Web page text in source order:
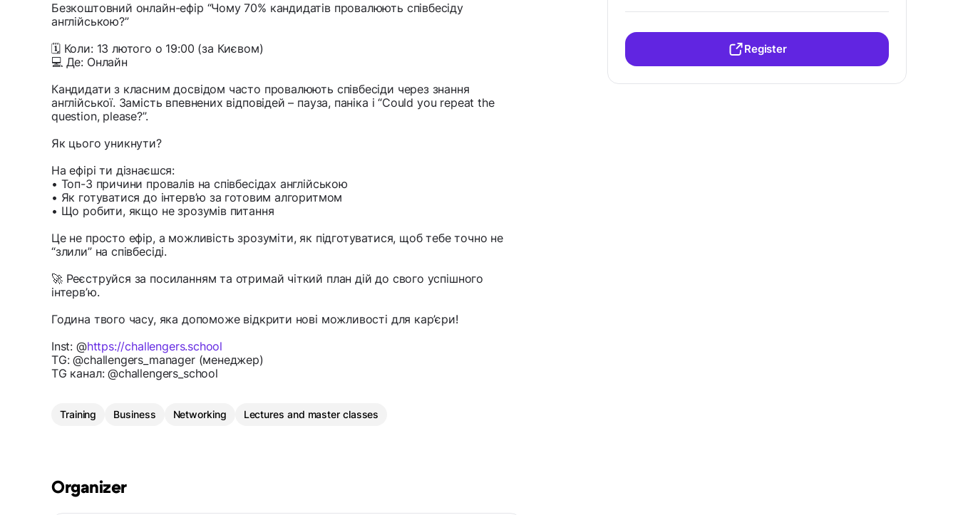
Безкоштовний онлайн-ефір “Чому 70% кандидатів провалюють співбесіду
англійською?”
🗓 Коли: 13 лютого о 19:00 (за Києвом)
💻 Де: Онлайн
Кандидати з класним досвідом часто провалюють співбесіди через знання
англійської. Замість впевнених відповідей – пауза, паніка і “Could you repeat the
question, please?”.
Як цього уникнути?
На ефірі ти дізнаєшся:
• Топ-3 причини провалів на співбесідах англійською
• Як готуватися до інтерв’ю за готовим алгоритмом
• Що робити, якщо не зрозумів питання
Це не просто ефір, а можливість зрозуміти, як підготуватися, щоб тебе точно не
“злили” на співбесіді.
🚀 Реєструйся за посиланням та отримай чіткий план дій до свого успішного
інтерв’ю.
Година твого часу, яка допоможе відкрити нові можливості для кар’єри!
Inst: @https://challengers.school
TG: @challengers_manager (менеджер)
TG канал: @challengers_school
Training Business Networking Lectures and master classes
Organizer
Register